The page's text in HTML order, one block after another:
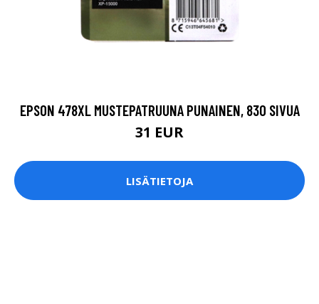
EPSON 478XL MUSTEPATRUUNA PUNAINEN, 830 SIVUA
31 EUR
LISÄTIETOJA